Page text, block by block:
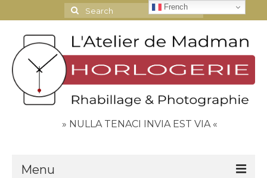
Search
for:
» NULLA TENACI INVIA EST VIA «
Menu
French